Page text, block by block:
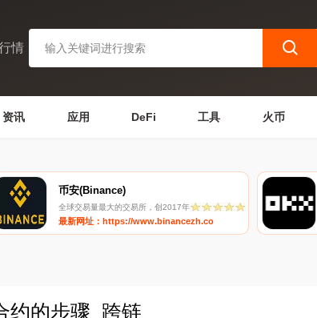
情
资讯 应用 DeFi 工具 火币
币安(Binance)
全球交易量最大的交易所，创2017年
最新网址：https://www.binancezh.co
约的步骤_跨链